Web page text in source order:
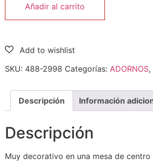
Añadir al carrito
SKU: 488-2998 Categorías: ADORNOS,
Descripción Información
Descripción
Muy decorativo en una mesa de centro